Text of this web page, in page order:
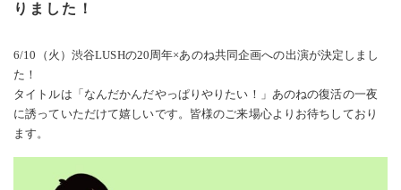
りました！
6/10（火）渋谷LUSHの20周年×あのね共同企画への出演が決定しまし
た！
タイトルは「なんだかんだやっぱりやりたい！」あのねの復活の一夜
に誘っていただけて嬉しいです。皆様のご来場心よりお待ちしており
ます。